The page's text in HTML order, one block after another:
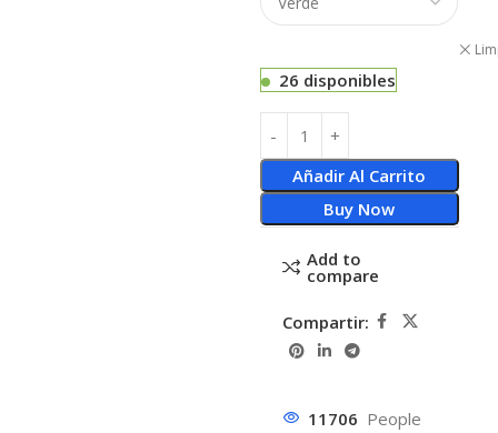
26 disponibles
Añadir Al Carrito
Buy Now
Add to
compare
Compartir:
11706 People